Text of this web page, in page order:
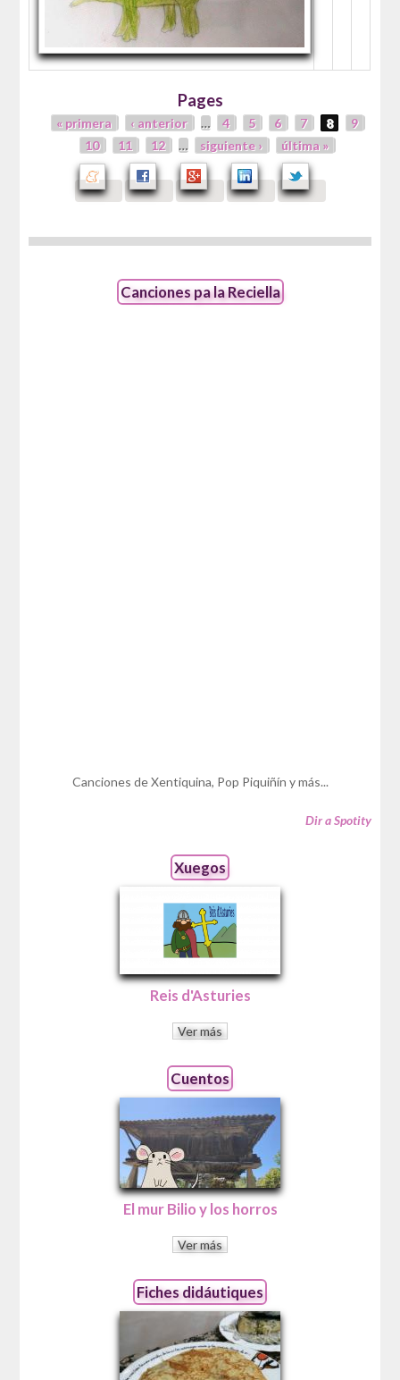
Pages
« primera ‹ anterior … 4 5 6 7 8
9
10
11 12 … siguiente › última »
Canciones pa la Reciella
Canciones de Xentiquina, Pop Piquiñín y más...
Dir a Spotity
Xuegos
Reis d'Asturies
Ver más
Cuentos
El mur Bilio y los horros
Ver más
Fiches didáutiques